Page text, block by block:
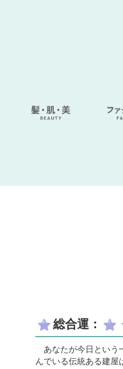
総合運：
あなたが今日という
んでいる伝統ある建